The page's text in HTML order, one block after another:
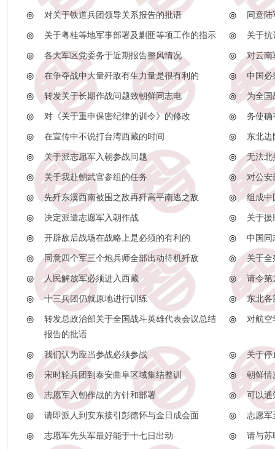
◎ 对关于铁道兵团领导关系报告的批语 ◎ 同意陆
◎ 关于粤桂等地军事部署及剿匪等项工作的指示 ◎ 关于抗
◎ 各大军区党委务于近期报告整风情况 ◎ 对云南
◎ 在争夺战中大量歼敌有生力量是很有利的 ◎ 中国必
◎ 转发关于长期作战问题致朝鲜同志电 ◎ 为全国
◎ 对《关于重申保密纪律的训令》的修改 ◎ 务使确
◎ 在宣传中不说打台湾西藏的时间 ◎ 东北边
◎ 关于派志愿军入朝参战问题 ◎ 无法北
◎ 关于我赴朝武官参组的任务 ◎ 对公安
◎ 先歼东溪西南被围之敌再歼高平南逃之敌 ◎ 组成中
◎ 决定派遣志愿军入朝作战 ◎ 关于援
◎ 开辟敌后战场在战略上是必须的有利的 ◎ 中国同
◎ 同意四个军三个炮兵师全部出动待机歼敌 ◎ 关于全
◎ 人民解放军必须进入西藏 ◎ 请令第
◎ 十三兵团仍就原地进行训练 ◎ 东北各
◎
转发总政治部关于全国战斗英雄代表会议总结
报告的批语
◎ 对航空
◎ 我们认为应当参战必须参战 ◎ 关于停
◎ 宋时轮兵团到泰安曲阜区域集结整训 ◎ 朝鲜情
◎ 志愿军入朝作战的方针和部署 ◎ 可以通
◎ 请即派人到安东接引彭德怀与金日成会面 ◎ 志愿军
◎ 志愿军先头军最好能于十七日出动 ◎ 请与苏